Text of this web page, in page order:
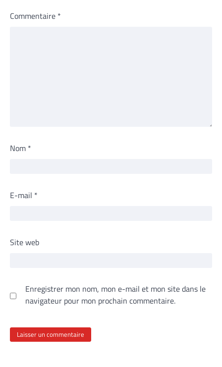
Commentaire *
Nom *
E-mail *
Site web
Enregistrer mon nom, mon e-mail et mon site dans le
navigateur pour mon prochain commentaire.